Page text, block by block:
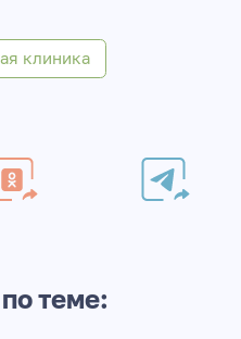
клиника
теме: